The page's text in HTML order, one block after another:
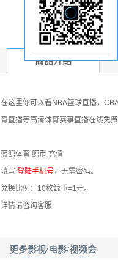
商品介绍
在这里你可以看NBA篮球直播，
育直播等高清体育赛事直播在线免
蓝鲸体育 鲸币 充值
填写 登陆手机号，无需密码。
兑换比例：10枚鲸币=1元。
详情请咨询客服
更多影视/电影/视频会